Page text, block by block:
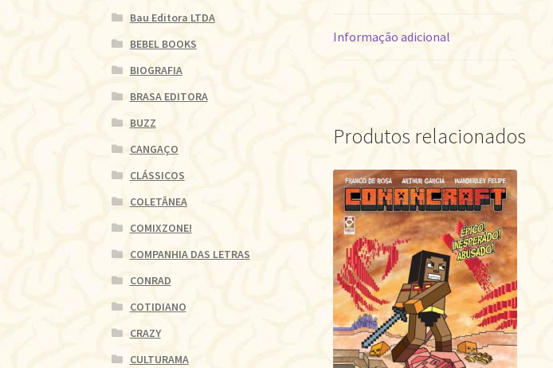
Informação adicional
Produtos relacionados
Bau Editora LTDA
BEBEL BOOKS
BIOGRAFIA
BRASA EDITORA
BUZZ
CANGAÇO
CLÁSSICOS
COLETÂNEA
COMIXZONE!
COMPANHIA DAS LETRAS
CONRAD
COTIDIANO
CRAZY
CULTURAMA